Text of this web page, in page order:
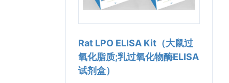
Rat LPO ELISA Kit（大鼠过
氧化脂质;乳过氧化物酶ELISA
试剂盒）